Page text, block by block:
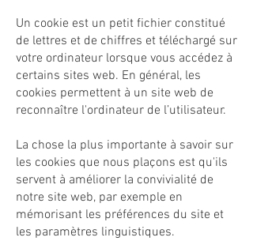
Un cookie est un petit fichier constitué
de lettres et de chiffres et téléchargé sur
votre ordinateur lorsque vous accédez à
certains sites web. En général, les
cookies permettent à un site web de
reconnaître l'ordinateur de l’utilisateur.
La chose la plus importante à savoir sur
les cookies que nous plaçons est qu'ils
servent à améliorer la convivialité de
notre site web, par exemple en
mémorisant les préférences du site et
les paramètres linguistiques.